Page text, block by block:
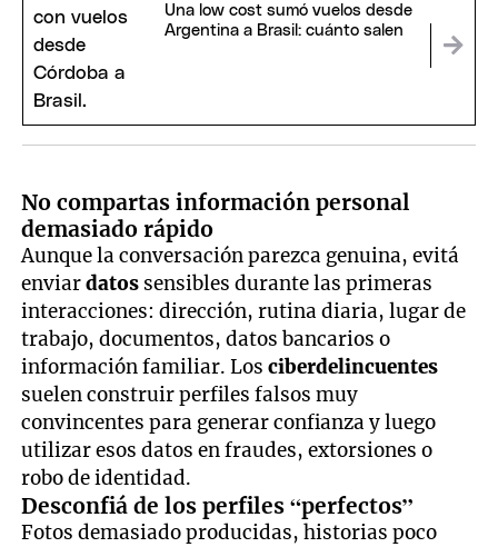
Una low cost sumó vuelos desde
Argentina a Brasil: cuánto salen
No compartas información personal
demasiado rápido
Aunque la conversación parezca genuina, evitá
enviardatos sensibles durante las primeras
interacciones: dirección, rutina diaria, lugar de
trabajo, documentos, datos bancarios o
información familiar. Losciberdelincuentes
suelen construir perfiles falsos muy
convincentes para generar confianza y luego
utilizar esos datos en fraudes, extorsiones o
robo de identidad.
Desconfiá de los perfiles “perfectos”
Fotos demasiado producidas, historias poco